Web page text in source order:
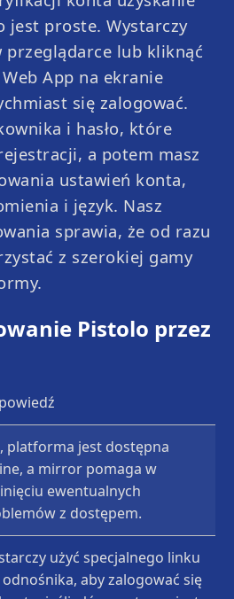
Roulette
Crazy Balls
High Striker
Rocketman
jest proste. Wystarczy
lub kliknąć
App na ekranie
się zalogować.
i hasło, które
a potem masz
ustawień konta,
i język. Nasz
sprawia, że od razu
z szerokiej gamy
Pistolo przez
platforma jest dostępna
a mirror pomaga w
ewentualnych
z dostępem.
użyć specjalnego linku
aby zalogować się